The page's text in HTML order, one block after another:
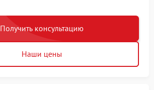
Получить консультацию
Наши цены